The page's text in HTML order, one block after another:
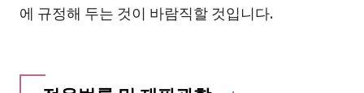
에 규정해 두는 것이 바람직할 것입니다.